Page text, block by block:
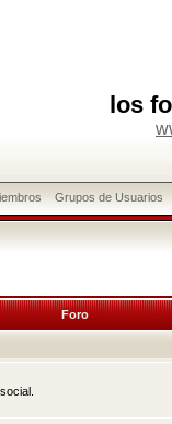
los
Grupos de Usuarios
Foro